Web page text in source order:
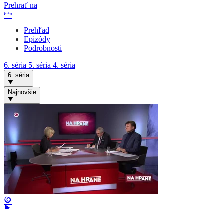
Prehrať na
Prehľad
Epizódy
Podrobnosti
6. séria 5. séria 4. séria
6. séria
Najnovšie